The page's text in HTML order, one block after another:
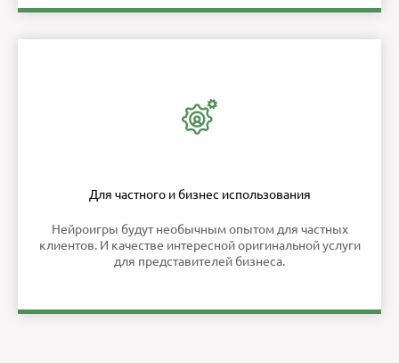
Для частного и бизнес использования
Нейроигры будут необычным опытом для частных
клиентов. И качестве интересной оригинальной услуги
для представителей бизнеса.